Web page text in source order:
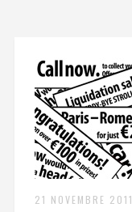
21 NOVEMBRE 2011